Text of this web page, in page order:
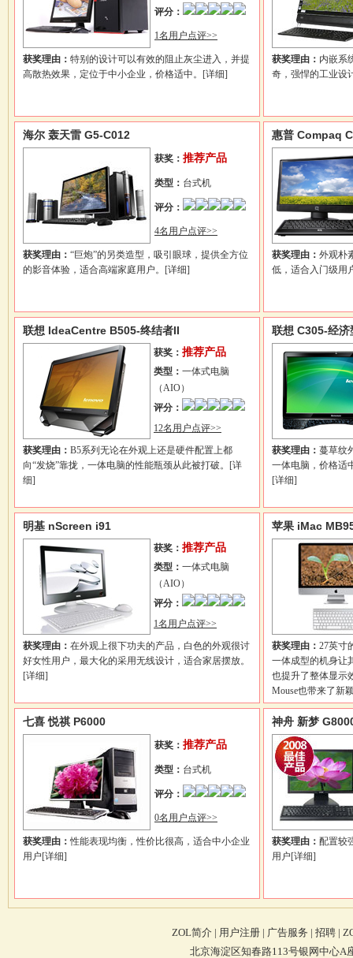
评分：
1名用户点评>>
获奖理由： 特别的设计可以有效的阻止灰尘进入，并提
高散热效果，定位于中小企业，价格适中。 [详细]
获奖理由： 内嵌系
奇，强悍的工业设
海尔 轰天雷 G5-C012
获奖： 推荐产品
类型： 台式机
评分：
4名用户点评>>
获奖理由： “巨炮”的另类造型，吸引眼球，提供全方位
的影音体验，适合高端家庭用户。 [详细]
惠普 Compaq
获奖理由： 外观朴
低，适合入门级用
联想 IdeaCentre B505-终结者II
获奖： 推荐产品
类型： 一体式电脑
（AIO）
评分：
12名用户点评>>
获奖理由： B5系列无论在外观上还是硬件配置上都
向“发烧”靠拢，一体电脑的性能瓶颈从此被打破。 [详
细]
联想 C305-经济
获奖理由： 蔓草纹
一体电脑，价格适
[详细]
明基 nScreen i91
获奖： 推荐产品
类型： 一体式电脑
（AIO）
评分：
1名用户点评>>
获奖理由： 在外观上很下功夫的产品，白色的外观很讨
好女性用户，最大化的采用无线设计，适合家居摆放。
[详细]
苹果 iMac
获奖理由： 27英寸
一体成型的机身让
也提升了整体显示
Mouse也带来了
七喜 悦祺 P6000
获奖： 推荐产品
类型： 台式机
评分：
0名用户点评>>
获奖理由：性能表现均衡，性价比很高，适合中小企业
用户[详细]
神舟 新梦
获奖理由： 配置较
用户[详细]
ZOL简介 | 用户注册 | 广告服务 | 招聘 |
北京海淀区知春路113号银网中心A